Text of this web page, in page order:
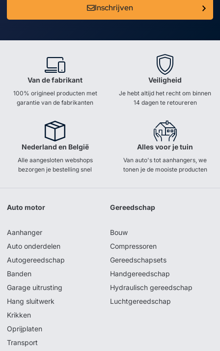
Inschrijven
Van de fabrikant
100% origineel producten met
garantie van de fabrikanten
Veiligheid
Je hebt altijd het recht om binnen
14 dagen te retoureren
Nederland en België
Alle aangesloten webshops
bezorgen je bestelling snel
Alles voor je tuin
Van auto's tot aanhangers, we
tonen je de mooiste producten
Auto motor
Aanhanger
Auto onderdelen
Autogereedschap
Banden
Garage uitrusting
Hang sluitwerk
Krikken
Oprijplaten
Transport
Gereedschap
Bouw
Compressoren
Gereedschapsets
Handgereedschap
Hydraulisch gereedschap
Luchtgereedschap